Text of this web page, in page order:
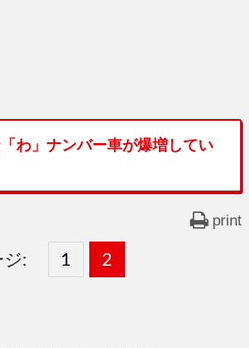
わ」ナンバー車が爆増してい
print
ジ:
固
1 ,
固
2